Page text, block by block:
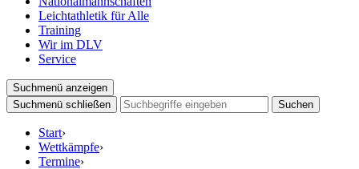
Leichtathletik für Alle
Training
Wir im DLV
Service
Suchmenü anzeigen
Suchmenü schließen
Suchen
Start›
Wettkämpfe›
Termine›